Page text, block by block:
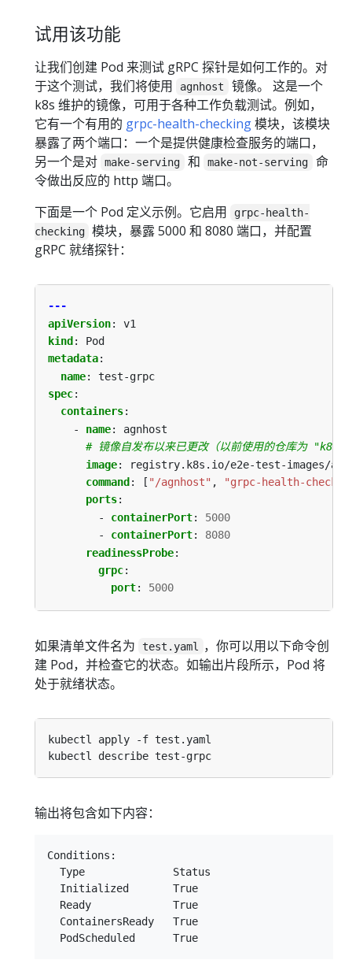
试用该功能
让我们创建 Pod 来测试 gRPC 探针是如何工作的。对
于这个测试，我们将使用
agnhost
镜像。 这是一个
k8s 维护的镜像，可用于各种工作负载测试。例如，
它有一个有用的 grpc-health-checking模块，该模块
暴露了两个端口：一个是提供健康检查服务的端口，
另一个是对 make-serving 和 make-not-serving
命
令做出反应的 http 端口。
下面是一个 Pod 定义示例。它启用
grpc-health-
checking 模块，暴露 5000 和 8080 端口，并配置
gRPC 就绪探针：
---
apiVersion:
v1
kind :
Pod
metadata:
name:
test-grpc
spec:
containers:
- name:
agnhost
# 镜像自发布以来已更改（以前使用的仓库为
image:
registry.k8s.io/e2e-test-images/
command : [ "/agnhost" ,
"grpc-health-
ports:
- containerPort:
5000
- containerPort:
8080
readinessProbe:
grpc:
port: 5000
如果清单文件名为 test.yaml
，你可以用以下命令创
建 Pod，并检查它的状态。如输出片段所示，Pod 将
处于就绪状态。
输出将包含如下内容：
Conditions:
  Type              Status
  Initialized       True
  Ready             True
  ContainersReady   True